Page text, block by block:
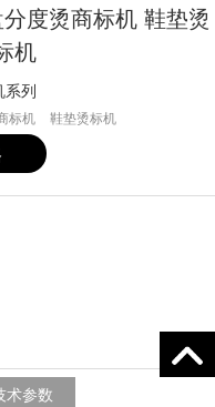
度烫商标机 鞋垫烫
机
系列
标机 鞋垫烫标机
术参数